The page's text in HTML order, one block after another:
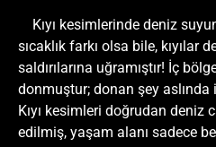
Kıyı kesimlerinde deniz
sıcaklık farkı olsa bile, kıyılar
saldırılarına uğramıştır! İç
donmuştur; donan şey aslında
Kıyı kesimleri doğrudan deniz
edilmiş, yaşam alanı sadece